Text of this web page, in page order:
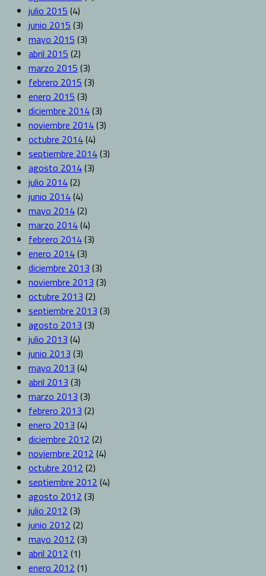
julio 2015 (4)
junio 2015 (3)
mayo 2015 (3)
abril 2015 (2)
marzo 2015 (3)
febrero 2015 (3)
enero 2015 (3)
diciembre 2014(3)
noviembre 2014(3)
octubre 2014(4)
septiembre 2014(3)
agosto 2014(3)
julio 2014(2)
junio 2014(4)
mayo 2014(2)
marzo 2014(4)
febrero 2014(3)
enero 2014(3)
diciembre 2013 (3)
noviembre 2013 (3)
octubre 2013 (2)
septiembre 2013 (3)
agosto 2013 (3)
julio 2013 (4)
junio 2013 (3)
mayo 2013 (4)
abril 2013 (3)
marzo 2013 (3)
febrero 2013 (2)
enero 2013 (4)
diciembre 2012 (2)
noviembre 2012 (4)
octubre 2012 (2)
septiembre 2012 (4)
agosto 2012 (3)
julio 2012 (3)
junio 2012 (2)
mayo 2012 (3)
abril 2012 (1)
enero 2012 (1)